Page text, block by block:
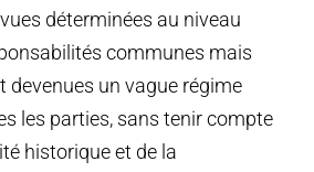
déterminées au niveau
communes mais
devenues un vague régime
les parties, sans tenir compte
historique et de la